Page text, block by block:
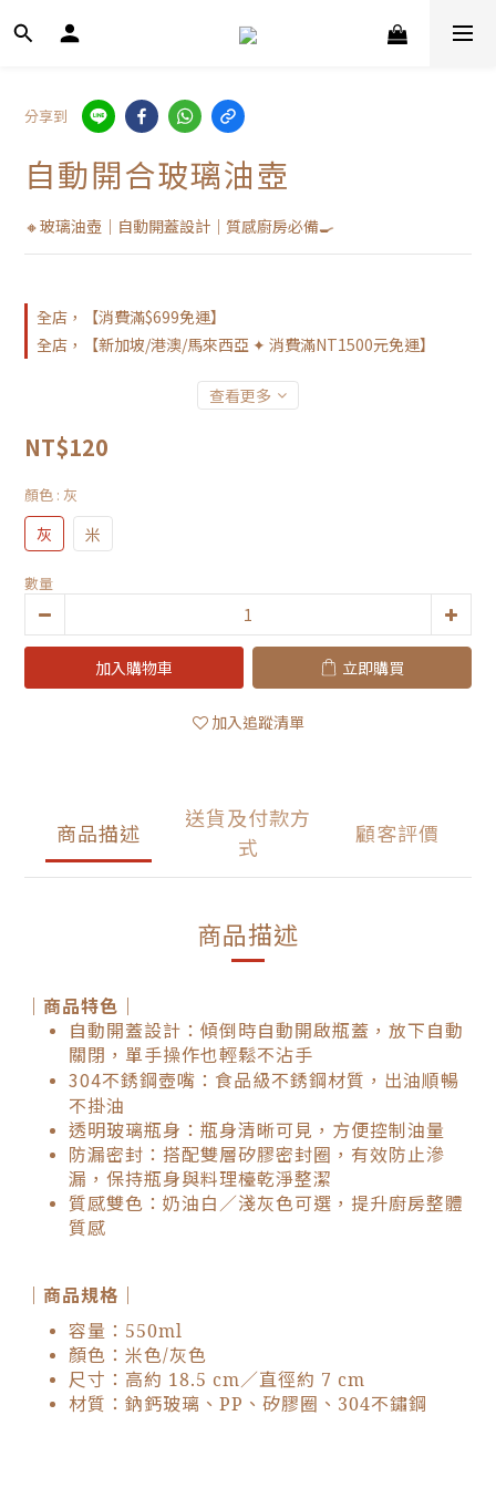
分享到
自動開合玻璃油壺
🔸玻璃油壺｜自動開蓋設計｜質感廚房必備🍳
全店，【消費滿$699免運】
全店，【新加坡/港澳/馬來西亞 ✦ 消費滿NT1500元免運】
查看更多
NT$120
顏色 : 灰
灰 米
數量
加入購物車 立即購買
加入追蹤清單
商品描述
送貨及付款方
式
顧客評價
商品描述
｜商品特色｜
自動開蓋設計：傾倒時自動開啟瓶蓋，放下自動
關閉，單手操作也輕鬆不沾手
304不銹鋼壺嘴：食品級不銹鋼材質，出油順暢
不掛油
透明玻璃瓶身：瓶身清晰可見，方便控制油量
防漏密封：搭配雙層矽膠密封圈，有效防止滲
漏，保持瓶身與料理檯乾淨整潔
質感雙色：奶油白／淺灰色可選，提升廚房整體
質感
｜商品規格｜
容量：550ml
顏色：米色/灰色
尺寸：高約 18.5 cm／直徑約 7 cm
材質：鈉鈣玻璃、PP、矽膠圈、304不鏽鋼